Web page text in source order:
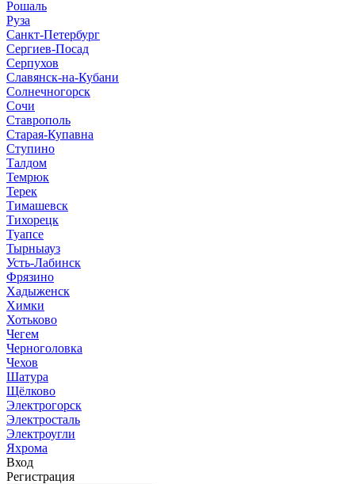
Рошаль
Руза
Санкт-Петербург
Сергиев-Посад
Серпухов
Славянск-на-Кубани
Солнечногорск
Сочи
Ставрополь
Старая-Купавна
Ступино
Талдом
Темрюк
Терек
Тимашевск
Тихорецк
Туапсе
Тырныауз
Усть-Лабинск
Фрязино
Хадыженск
Химки
Хотьково
Чегем
Черноголовка
Чехов
Шатура
Щёлково
Электрогорск
Электросталь
Электроугли
Яхрома
Вход
Регистрация